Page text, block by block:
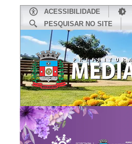
ACESSIBILIDADE
PESQUISAR NO SITE